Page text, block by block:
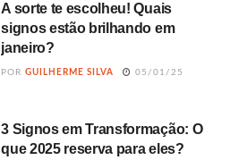
A sorte te escolheu! Quais
signos estão brilhando em
janeiro?
POR GUILHERME SILVA 05/01/25
3 Signos em Transformação: O
que 2025 reserva para eles?